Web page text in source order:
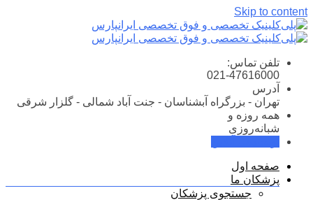
Skip to content
تلفن تماس:
021-47616000
آدرس
تهران - بزرگراه آبشناسان - جنت آباد شمالی - گلزار شرقی
همه روزه و
شبانه‌روزی
صفحه اول
پزشکان ما
جستجوی پزشکان